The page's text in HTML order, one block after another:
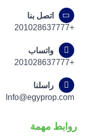
اتصل بنا
+201028637777
واتساب
+201028637777
راسلنا
Info@egyprop.com
روابط مهمة